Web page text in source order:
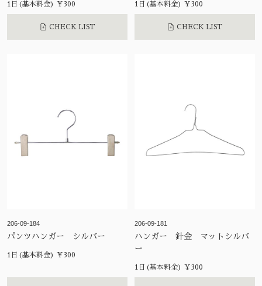
1日(基本料金) ¥300
CHECK LIST
1日(基本料金) ¥300
CHECK LIST
206-09-184
パンツハンガー シルバー
1日(基本料金) ¥300
206-09-181
ハンガー 針金 マットシルバ
ー
1日(基本料金) ¥300